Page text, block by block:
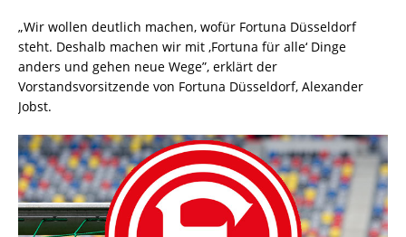
„Wir wollen deutlich machen, wofür Fortuna Düsseldorf
steht. Deshalb machen wir mit ‚Fortuna für alle‘ Dinge
anders und gehen neue Wege”, erklärt der
Vorstandsvorsitzende von Fortuna Düsseldorf, Alexander
Jobst.